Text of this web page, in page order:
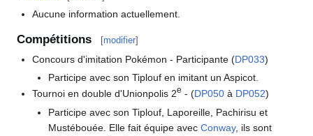
Aucune information actuellement.
Compétitions [modifier]
Concours d'imitation Pokémon - Participante (DP033)
Participe avec son Tiplouf en imitant un Aspicot.
Tournoi en double d'Unionpolis 2e - (DP050 à DP052)
Participe avec son Tiplouf, Laporeille, Pachirisu et
Mustébouée. Elle fait équipe avec Conway, ils sont